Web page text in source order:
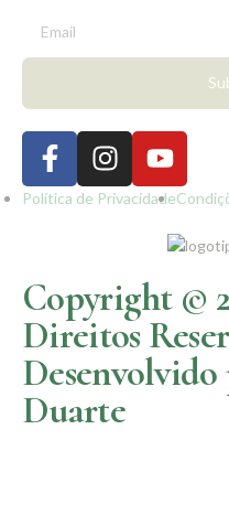
Política de Privacidade
Copyright ©
Direitos
Desenvolvido
Duarte